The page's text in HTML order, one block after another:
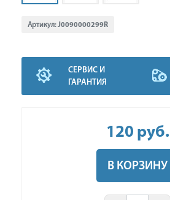
Артикул:J0090000299R
СЕРВИС И
ГАРАНТИЯ
120 руб.
В КОРЗИНУ